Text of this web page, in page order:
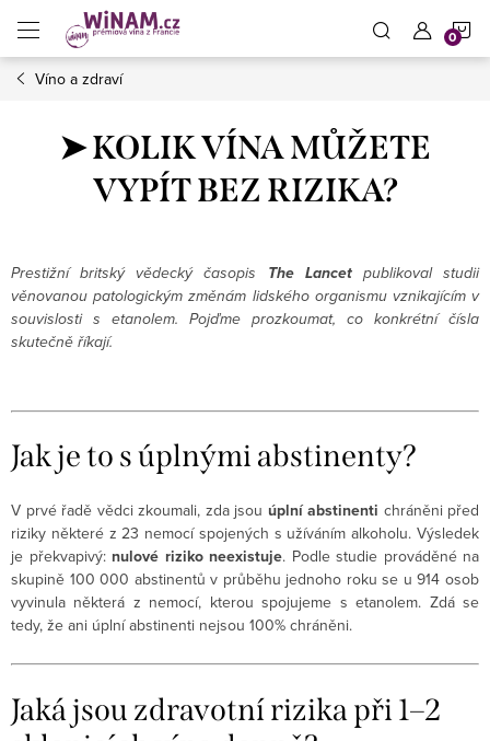
obsah
Víno a zdraví
➤ KOLIK VÍNA MŮŽETE
VYPÍT BEZ RIZIKA?
Prestižní britský vědecký časopis The Lancetpublikoval studii
věnovanou patologickým změnám lidského organismu vznikajícím v
souvislosti s etanolem. Pojďme prozkoumat, co konkrétní čísla
skutečně říkají.
Jak je to s úplnými abstinenty?
V prvé řadě vědci zkoumali, zda jsou úplní abstinenti chráněni před
riziky některé z 23 nemocí spojených s užíváním alkoholu. Výsledek
je překvapivý: nulové riziko neexistuje. Podle studie prováděné na
skupině 100 000 abstinentů v průběhu jednoho roku se u 914 osob
vyvinula některá z nemocí, kterou spojujeme s etanolem. Zdá se
tedy, že ani úplní abstinenti nejsou 100% chráněni.
Jaká jsou zdravotní rizika při 1–2